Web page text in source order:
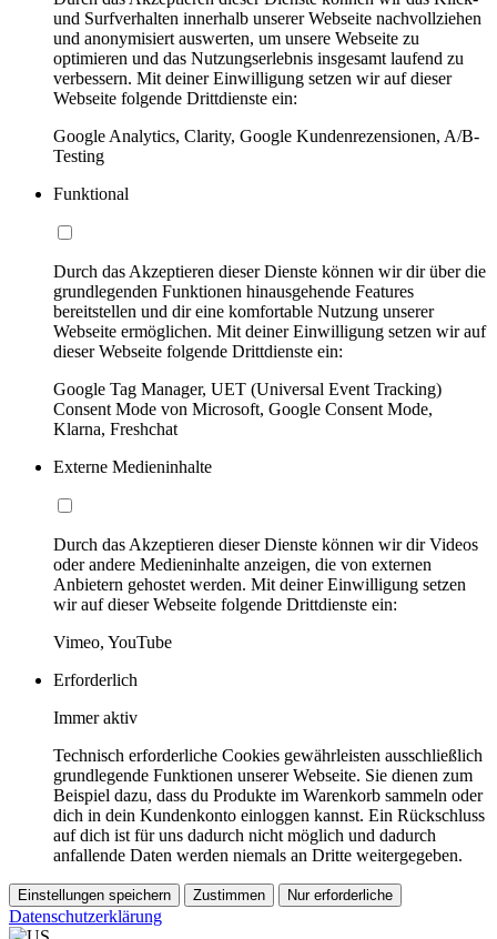
und Surfverhalten innerhalb unserer Webseite nachvollziehen
und anonymisiert auswerten, um unsere Webseite zu
optimieren und das Nutzungserlebnis insgesamt laufend zu
verbessern. Mit deiner Einwilligung setzen wir auf dieser
Webseite folgende Drittdienste ein:
Google Analytics, Clarity, Google Kundenrezensionen, A/B-
Testing
Funktional
Durch das Akzeptieren dieser Dienste können wir dir über die
grundlegenden Funktionen hinausgehende Features
bereitstellen und dir eine komfortable Nutzung unserer
Webseite ermöglichen. Mit deiner Einwilligung setzen wir auf
dieser Webseite folgende Drittdienste ein:
Google Tag Manager, UET (Universal Event Tracking)
Consent Mode von Microsoft, Google Consent Mode,
Klarna, Freshchat
Externe Medieninhalte
Durch das Akzeptieren dieser Dienste können wir dir Videos
oder andere Medieninhalte anzeigen, die von externen
Anbietern gehostet werden. Mit deiner Einwilligung setzen
wir auf dieser Webseite folgende Drittdienste ein:
Vimeo, YouTube
Erforderlich
Immer aktiv
Technisch erforderliche Cookies gewährleisten ausschließlich
grundlegende Funktionen unserer Webseite. Sie dienen zum
Beispiel dazu, dass du Produkte im Warenkorb sammeln oder
dich in dein Kundenkonto einloggen kannst. Ein Rückschluss
auf dich ist für uns dadurch nicht möglich und dadurch
anfallende Daten werden niemals an Dritte weitergegeben.
Einstellungen speichern Zustimmen Nur erforderliche
Datenschutzerklärung